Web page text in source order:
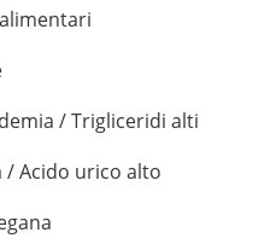
/ Trigliceridi alti
/ Acido urico alto